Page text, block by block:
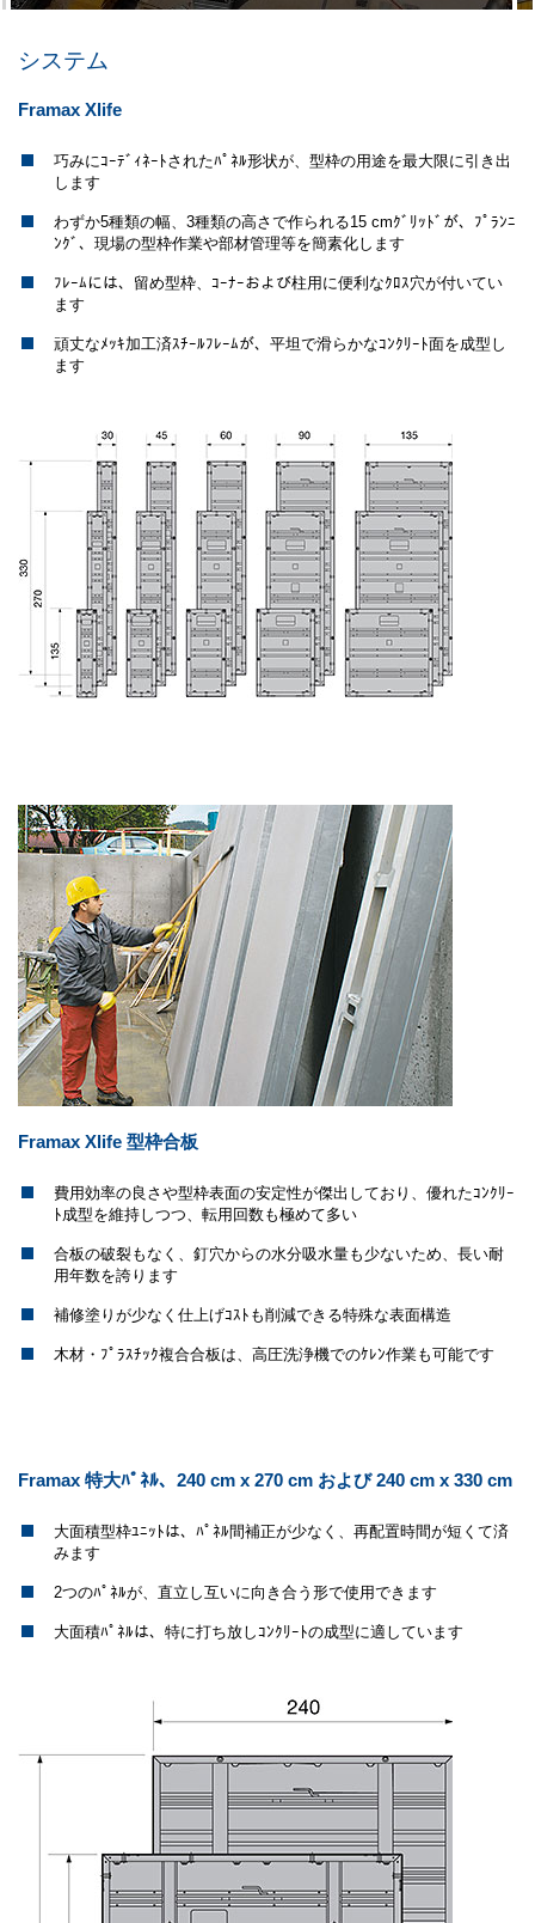
システム
Framax Xlife
巧みにｺｰﾃﾞｨﾈｰﾄされたﾊﾟﾈﾙ形状が、型枠の用途を最大限に引き出
します
わずか5種類の幅、3種類の高さで作られる15 cmｸﾞﾘｯﾄﾞが、ﾌﾟﾗﾝﾆ
ﾝｸﾞ、現場の型枠作業や部材管理等を簡素化します
ﾌﾚｰﾑには、留め型枠、ｺｰﾅｰおよび柱用に便利なｸﾛｽ穴が付いてい
ます
頑丈なﾒｯｷ加工済ｽﾁｰﾙﾌﾚｰﾑが、平坦で滑らかなｺﾝｸﾘｰﾄ面を成型し
ます
Framax Xlife 型枠合板
費用効率の良さや型枠表面の安定性が傑出しており、優れたｺﾝｸﾘｰ
ﾄ成型を維持しつつ、転用回数も極めて多い
合板の破裂もなく、釘穴からの水分吸水量も少ないため、長い耐
用年数を誇ります
補修塗りが少なく仕上げｺｽﾄも削減できる特殊な表面構造
木材・ﾌﾟﾗｽﾁｯｸ複合合板は、高圧洗浄機でのｹﾚﾝ作業も可能です
Framax 特大ﾊﾟﾈﾙ、240 cm x 270 cm および 240 cm x 330 cm
大面積型枠ﾕﾆｯﾄは、ﾊﾟﾈﾙ間補正が少なく、再配置時間が短くて済
みます
2つのﾊﾟﾈﾙが、直立し互いに向き合う形で使用できます
大面積ﾊﾟﾈﾙは、特に打ち放しｺﾝｸﾘｰﾄの成型に適しています